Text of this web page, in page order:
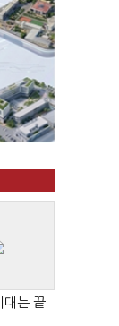
대는 끝